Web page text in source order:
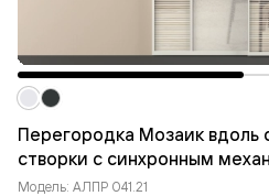
Перегородка Мозаик вдоль
створки с синхронным
Модель: АЛПР 041.21